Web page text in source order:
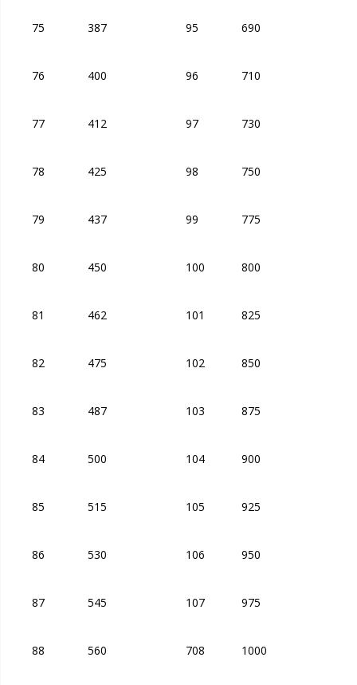
75 387 95 690
76 400 96 710
77 412 97 730
78 425 98 750
79 437 99 775
80 450 100 800
81 462 101 825
82 475 102 850
83 487 103 875
84 500 104 900
85 515 105 925
86 530 106 950
87 545 107 975
88 560 708 1000